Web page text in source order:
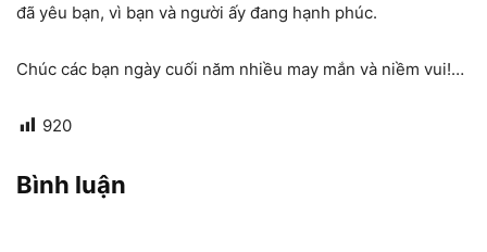
đã yêu bạn, vì bạn và người ấy đang hạnh phúc.
Chúc các bạn ngày cuối năm nhiều may mắn và niềm vui!…
920
Bình luận